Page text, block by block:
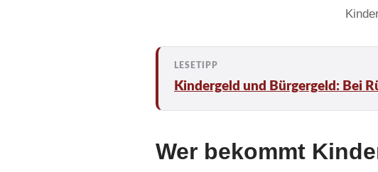
Kindergeld und Bürgergeld: Bei
Wer bekommt